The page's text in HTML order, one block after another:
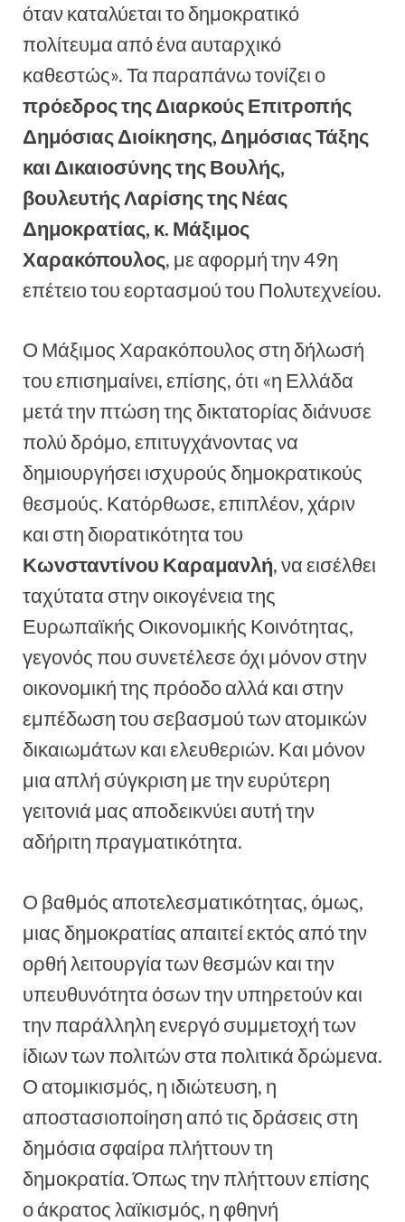
όταν καταλύεται το δημοκρατικό
πολίτευμα από ένα αυταρχικό
καθεστώς». Τα παραπάνω τονίζει ο
πρόεδρος της Διαρκούς Επιτροπής
Δημόσιας Διοίκησης, Δημόσιας Τάξης
και Δικαιοσύνηςτης Βουλής,
βουλευτής Λαρίσης της Νέας
Δημοκρατίας, κ. Μάξιμος
Χαρακόπουλος, με αφορμή την 49η
επέτειο του εορτασμού του Πολυτεχνείου.
Ο Μάξιμος Χαρακόπουλος στη δήλωσή
του επισημαίνει, επίσης, ότι «η Ελλάδα
μετά την πτώση της δικτατορίας διάνυσε
πολύ δρόμο, επιτυγχάνοντας να
δημιουργήσει ισχυρούς δημοκρατικούς
θεσμούς. Κατόρθωσε, επιπλέον, χάριν
και στη διορατικότητα του
Κωνσταντίνου Καραμανλή, να εισέλθει
ταχύτατα στην οικογένεια της
Ευρωπαϊκής Οικονομικής Κοινότητας,
γεγονός που συνετέλεσε όχι μόνον στην
οικονομική της πρόοδο αλλά και στην
εμπέδωση του σεβασμού των ατομικών
δικαιωμάτων και ελευθεριών. Και μόνον
μια απλή σύγκριση με την ευρύτερη
γειτονιά μας αποδεικνύει αυτή την
αδήριτη πραγματικότητα.
Ο βαθμός αποτελεσματικότητας, όμως,
μιας δημοκρατίας απαιτεί εκτός από την
ορθή λειτουργία των θεσμών και την
υπευθυνότητα όσων την υπηρετούν και
την παράλληλη ενεργό συμμετοχή των
ίδιων των πολιτών στα πολιτικά δρώμενα.
Ο ατομικισμός, η ιδιώτευση, η
αποστασιοποίηση από τις δράσεις στη
δημόσια σφαίρα πλήττουν τη
δημοκρατία. Όπως την πλήττουν επίσης
ο άκρατος λαϊκισμός, η φθηνή